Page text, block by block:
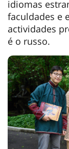
idiomas
faculdades e
actividades
é o russo.